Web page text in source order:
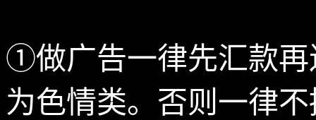
①做广告一律先汇款再
为色情类。否则一律